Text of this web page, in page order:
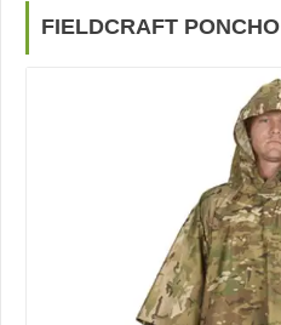
FIELDCRAFT PONCHO